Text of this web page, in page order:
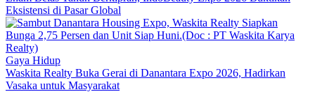
Eksistensi di Pasar Global
Gaya Hidup
Waskita Realty Buka Gerai di Danantara Expo 2026, Hadirkan
Vasaka untuk Masyarakat